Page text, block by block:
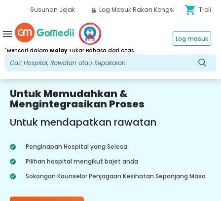
Susunan Jejak Log Masuk Rakan Kongsi shopping_cart Troli
*Mencari dalam MalayTukar Bahasa dari atas.
Log masuk
menu
Untuk Memudahkan &
Mengintegrasikan Proses
Untuk mendapatkan rawatan
Penginapan Hospital yang Selesa
Pilihan hospital mengikut bajet anda
Sokongan Kaunselor Penjagaan Kesihatan Sepanjang Masa